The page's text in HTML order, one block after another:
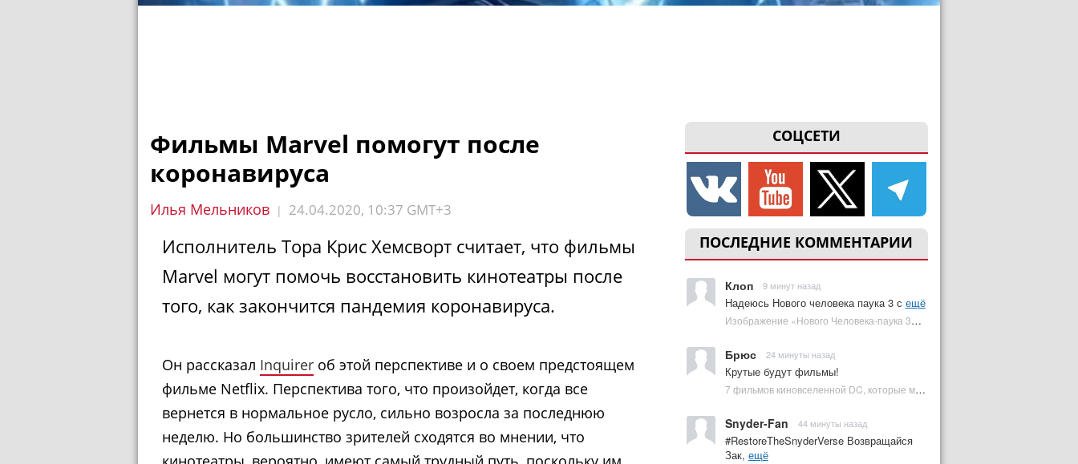
СОЦСЕТИ
ПОСЛЕДНИЕ КОММЕНТАРИИ
Клоп 9 минут назад
Надеюсь Нового человека паука 3 с ещё
Изображение «Нового Человека-паука 3» подтвердило Зловещую шестерку | Plugged In Ru
Брюс 24 минуты назад
Крутые будут фильмы!
7 фильмов киновселенной DC, которые может снять Зак Снайдер | Plugged In Ru
Snyder-Fan 44 минуты назад
#RestoreTheSnyderVerse Возвращайся
Зак, ещё
Фильмы Marvel помогут после
коронавируса
Илья Мельников | 24.04.2020, 10:37 GMT+3
Исполнитель Тора Крис Хемсворт считает, что фильмы
Marvel могут помочь восстановить кинотеатры после
того, как закончится пандемия коронавируса.
Он рассказал Inquirer об этой перспективе и о своем предстоящем
фильме Netflix. Перспектива того, что произойдет, когда все
вернется в нормальное русло, сильно возросла за последнюю
неделю. Но большинство зрителей сходятся во мнении, что